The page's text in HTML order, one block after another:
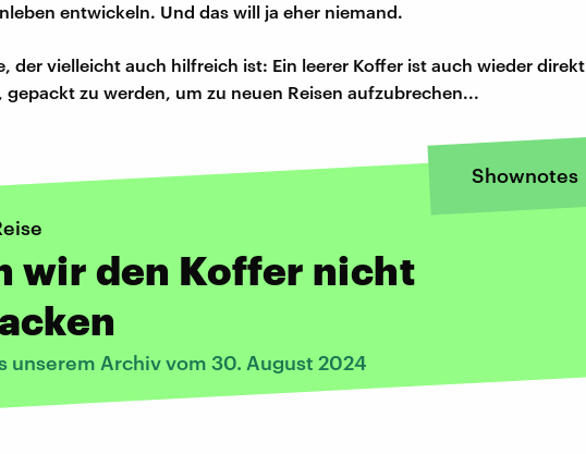
entwickeln. Und das will ja eher niemand.
der vielleicht auch hilfreich ist: Ein leerer Koffer ist auch wieder direkt
gepackt zu werden, um zu neuen Reisen aufzubrechen...
Shownotes
wir den Koffer nicht
unserem Archiv vom 30. August 2024